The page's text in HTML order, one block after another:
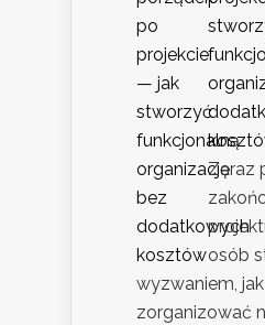
Zaraz
osób
wyzwaniem,
zorganizować